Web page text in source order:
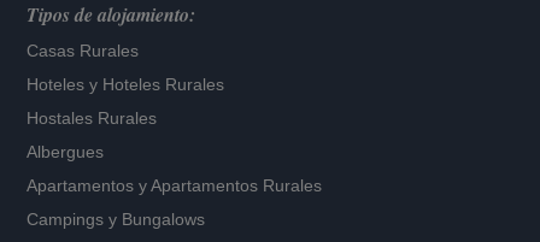
Tipos de alojamiento:
Casas Rurales
Hoteles y Hoteles Rurales
Hostales Rurales
Albergues
Apartamentos yApartamentos Rurales
Campings y Bungalows